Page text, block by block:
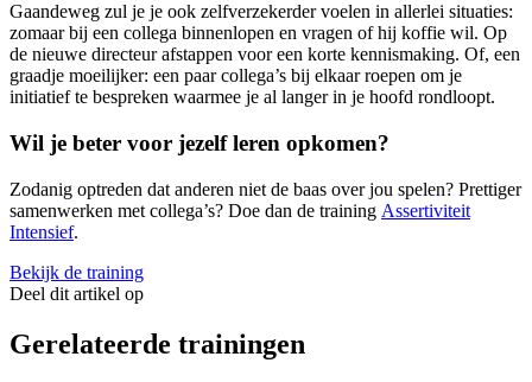
Gaandeweg zul je je ook zelfverzekerder voelen in allerlei situaties:
zomaar bij een collega binnenlopen en vragen of hij koffie wil. Op
de nieuwe directeur afstappen voor een korte kennismaking. Of, een
graadje moeilijker: een paar collega’s bij elkaar roepen om je
initiatief te bespreken waarmee je al langer in je hoofd rondloopt.
Wil je beter voor jezelf leren opkomen?
Zodanig optreden dat anderen niet de baas over jou spelen? Prettiger
samenwerken met collega’s? Doe dan de training Assertiviteit
Intensief.
Bekijk de training
Deel dit artikel op
Gerelateerde trainingen